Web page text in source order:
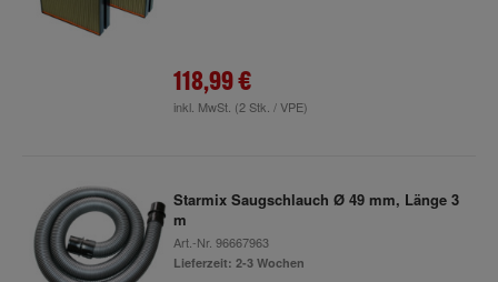
118,99 €
inkl. MwSt. (2 Stk. / VPE)
Starmix Saugschlauch Ø 49 mm, Länge 3
m
Art.-Nr. 96667963
Lieferzeit: 2-3 Wochen